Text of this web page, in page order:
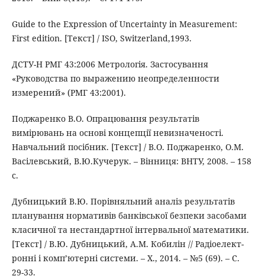
Guide to the Expression of Uncertainty in Measurement:
First edition. [Текст] / ISO, Switzerland,1993.
ДСТУ-Н РМГ 43:2006 Метрологія. Застосування
«Руководства по выражению неопределенности
измерений» (РМГ 43:2001).
Поджаренко В.О. Опрацювання результатів
вимірювань на основі концепції невизначеності.
Навчальний посібник. [Текст] / В.О. Поджаренко, О.М.
Васілевський, В.Ю.Кучерук. – Вінниця: ВНТУ, 2008. – 158
с.
Дубницький В.Ю. Порівняльний аналіз результатів
планування нормативів банківської безпеки засобами
класичної та нестандартної інтервальної математики.
[Текст] / В.Ю. Дубницький, А.М. Кобилін // Радіоелект-
ронні і комп’ютерні системи. – Х., 2014. – №5 (69). – С.
29-33.